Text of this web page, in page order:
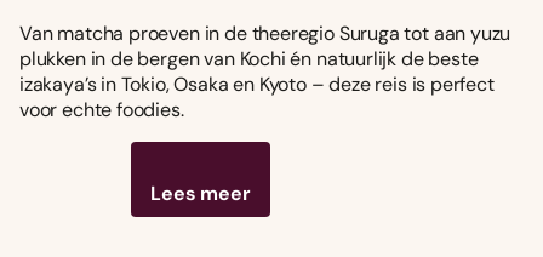
Van matcha proeven in de theeregio Suruga tot aan yuzu
plukken in de bergen van Kochi én natuurlijk de beste
izakaya’s in Tokio, Osaka en Kyoto – deze reis is perfect
voor echte foodies.
Lees meer